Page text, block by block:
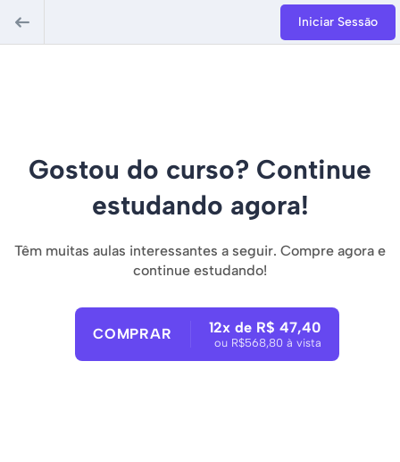
Iniciar Sessão
Gostou do curso? Continue
estudando agora!
Têm muitas aulas interessantes a seguir. Compre agora e
continue estudando!
COMPRAR 12x de R$ 47,40
ou R$568,80 à vista